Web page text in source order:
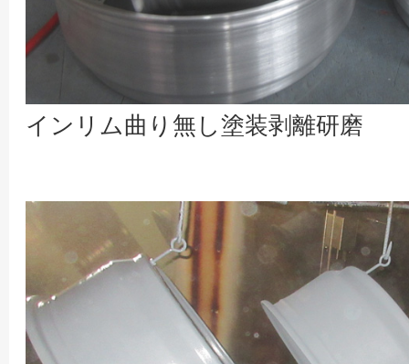
インリム曲り無し塗装剥離研磨